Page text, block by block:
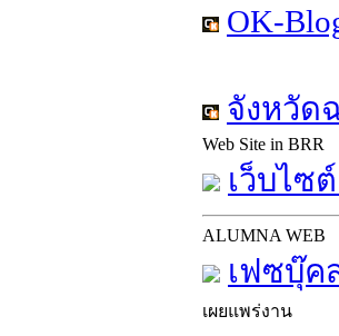
OK-
จังหวัด
Web Site in BRR
เว็บไซ
ALUMNA WEB
เฟซบุ๊ค
เผยแพร่งาน